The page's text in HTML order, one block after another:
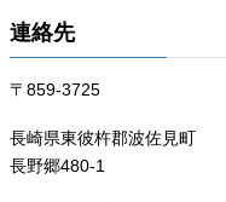
連絡先
〒859-3725
長崎県東彼杵郡波佐見町
長野郷480-1